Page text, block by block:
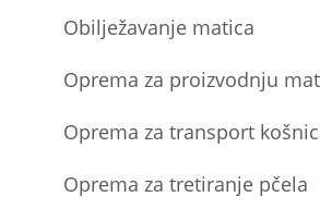
Obilježavanje matica
Oprema za proizvodnju
Oprema za transport
Oprema za tretiranje pčela